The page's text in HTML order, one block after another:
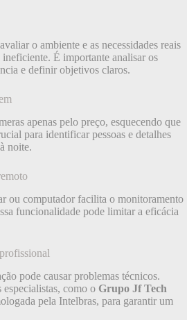
o ambiente e as necessidades reais
É importante analisar os
e definir objetivos claros.
apenas pelo preço, esquecendo que
para identificar pessoas e detalhes
noite.
ou computador facilita o monitoramento
funcionalidade pode limitar a eficácia
pode causar problemas técnicos.
especialistas, como o Grupo Jf Tech
pela Intelbras, para garantir um